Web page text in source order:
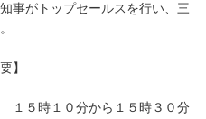
事がトップセールスを行い、三
】
５時１０分から１５時３０分